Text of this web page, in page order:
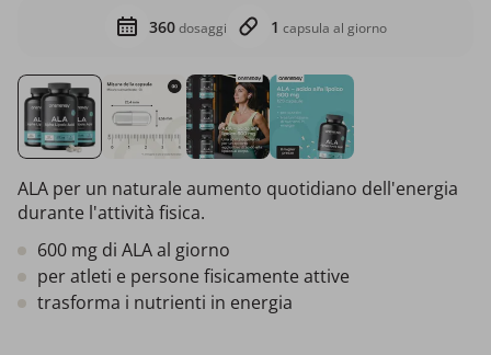
360dosaggi 1 capsula al giorno
ALA per un naturale aumento quotidiano dell'energia
durante l'attività fisica.
600 mg di ALA al giorno
per atleti e persone fisicamente attive
trasforma i nutrienti in energia